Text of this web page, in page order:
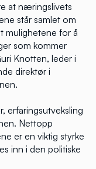
at næringslivets
står samlet om
mulighetene for å
som kommer
Knotten, leder i
direktør i
erfaringsutveksling
Nettopp
er en viktig styrke
inn i den politiske